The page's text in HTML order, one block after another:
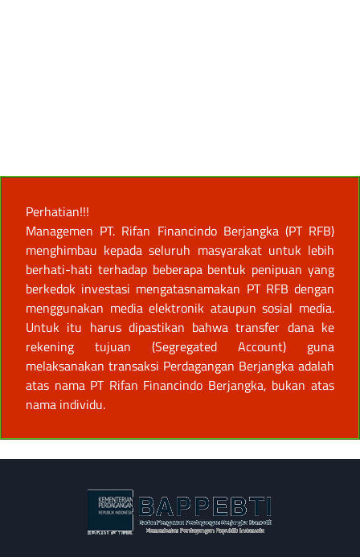
Perhatian!!!
Managemen PT. Rifan Financindo Berjangka (PT RFB)
menghimbau kepada seluruh masyarakat untuk lebih
berhati-hati terhadap beberapa bentuk penipuan yang
berkedok investasi mengatasnamakan PT RFB dengan
menggunakan media elektronik ataupun sosial media.
Untuk itu harus dipastikan bahwa transfer dana ke
rekening tujuan (Segregated Account) guna
melaksanakan transaksi Perdagangan Berjangka adalah
atas nama PT Rifan Financindo Berjangka, bukan atas
nama individu.